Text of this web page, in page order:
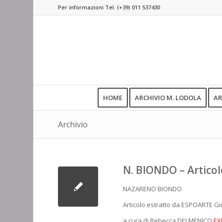
Per informazioni Tel.(+39) 011 537430
HOME ARCHIVIO M. LODOLA
Archivio
N. BIONDO –
NAZARENO BIONDO
Articolo estratto da ESPOARTE